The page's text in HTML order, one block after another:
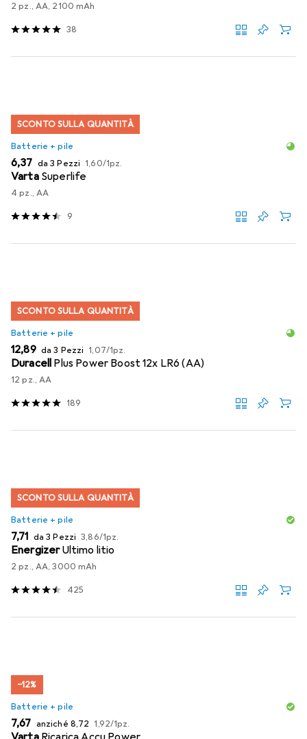
2 pz., AA, 2100 mAh
38
SCONTO SULLA QUANTITÀ
Batterie + pile
EUR
6,37 da 3 Pezzi EUR
1,60/1pz.
Varta Superlife
4 pz., AA
9
SCONTO SULLA QUANTITÀ
Batterie + pile
EUR
12,89 da 3 Pezzi EUR
1,07/1pz.
Duracell Plus Power Boost 12x LR6 (AA)
12 pz., AA
189
SCONTO SULLA QUANTITÀ
Batterie + pile
EUR
7,71 da 3 Pezzi EUR
3,86/1pz.
EnergizerUltimo litio
2 pz., AA, 3000 mAh
425
−12%
Batterie + pile
EUR
7,67 anziché EUR
8,72 EUR
1,92/1pz.